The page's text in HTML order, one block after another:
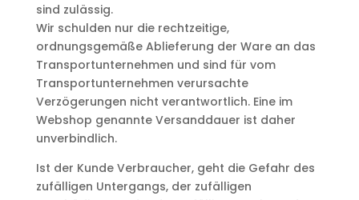
sind zulässig.
Wir schulden nur die rechtzeitige,
ordnungsgemäße Ablieferung der Ware an das
Transportunternehmen und sind für vom
Transportunternehmen verursachte
Verzögerungen nicht verantwortlich. Eine im
Webshop genannte Versanddauer ist daher
unverbindlich.
Ist der Kunde Verbraucher, geht die Gefahr des
zufälligen Untergangs, der zufälligen